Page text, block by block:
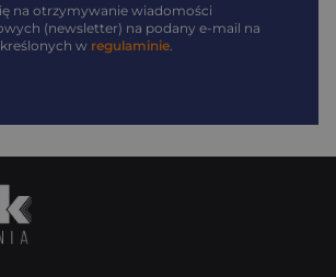
na otrzymywanie wiadomości
(newsletter) na podany e-mail na
w regulaminie.